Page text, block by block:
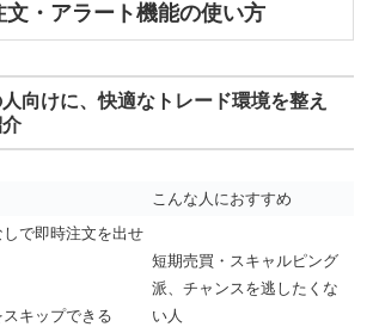
文・アラート機能の使い方
向けに、快適なトレード環境を整え
こんな人におすすめ
で即時注文を出せ
キップできる
短期売買・スキャルピング
派、チャンスを逃したくな
い人